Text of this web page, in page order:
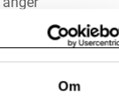
Om